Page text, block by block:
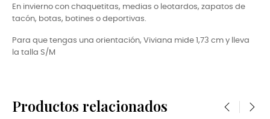
En invierno con chaquetitas, medias o leotardos, zapatos de
tacón, botas, botines o deportivas.
Para que tengas una orientación, Viviana mide 1,73 cm y lleva
la talla S/M
Productos relacionados